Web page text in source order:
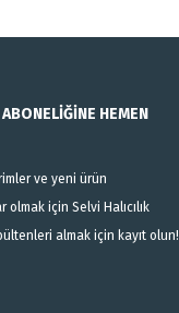
HEMEN
ve yeni ürün
için Selvi Halıcılık
almak için kayıt olun!